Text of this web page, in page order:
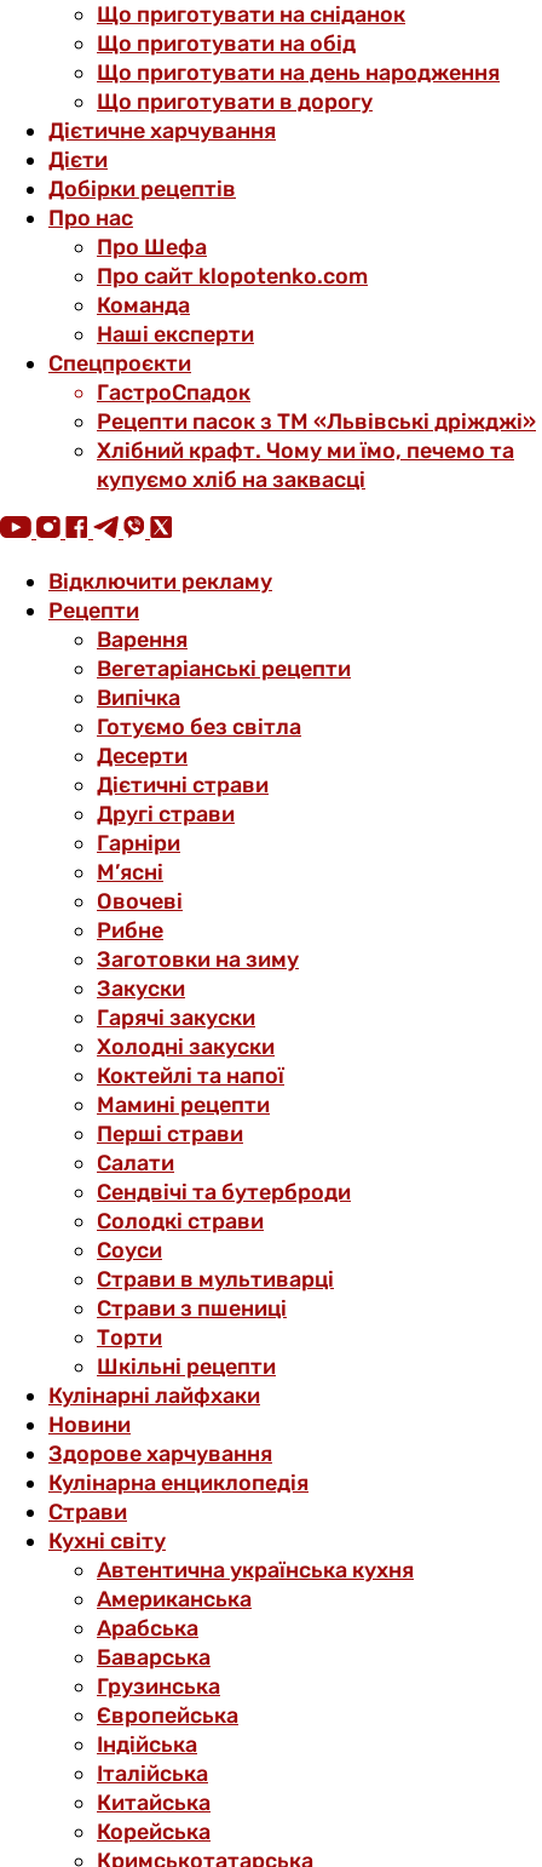
Що приготувати на сніданок
Що приготувати на обід
Що приготувати на день народження
Що приготувати в дорогу
Дієтичне харчування
Дієти
Добірки рецептів
Про нас
Про Шефа
Про сайт klopotenko.com
Команда
Наші експерти
Спецпроєкти
ГастроСпадок
Рецепти пасок з ТМ «Львівські дріжджі»
Хлібний крафт. Чому ми їмо, печемо та
купуємо хліб на заквасці
Відключити рекламу
Рецепти
Варення
Вегетаріанські рецепти
Випічка
Готуємо без світла
Десерти
Дієтичні страви
Другі страви
Гарніри
М’ясні
Овочеві
Рибне
Заготовки на зиму
Закуски
Гарячі закуски
Холодні закуски
Коктейлі та напої
Мамині рецепти
Перші страви
Салати
Сендвічі та бутерброди
Солодкі страви
Соуси
Страви в мультиварці
Страви з пшениці
Торти
Шкільні рецепти
Кулінарні лайфхаки
Новини
Здорове харчування
Кулінарна енциклопедія
Страви
Кухні світу
Автентична українська кухня
Американська
Арабська
Баварська
Грузинська
Європейська
Індійська
Італійська
Китайська
Корейська
Кримськотатарська